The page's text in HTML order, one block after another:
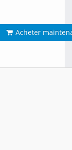
Acheter